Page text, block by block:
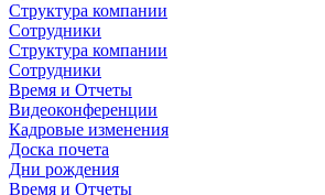
Структура компании
Сотрудники
Структура компании
Сотрудники
Время и Отчеты
Видеоконференции
Кадровые изменения
Доска почета
Дни рождения
Время и Отчеты